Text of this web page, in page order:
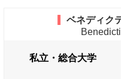
ベネディク
私立・総合大学